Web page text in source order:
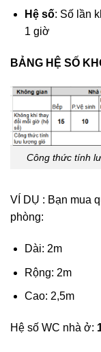
Hệ số: Số lần
1 giờ
BẢNG HỆ SỐ
Công thức tính
VÍ DỤ : Bạn mua
phòng:
Dài: 2m
Rộng: 2m
Cao: 2,5m
Hệ số WC nhà ở: